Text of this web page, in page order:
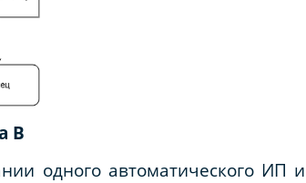
B
одного автоматического ИП и